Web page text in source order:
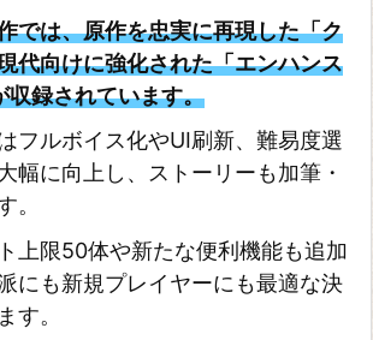
では、原作を忠実に再現した「ク
代向けに強化された「エンハンス
収録されています。
フルボイス化やUI刷新、難易度選
幅に向上し、ストーリーも加筆・
。
上限50体や新たな便利機能も追加
にも新規プレイヤーにも最適な決
す。